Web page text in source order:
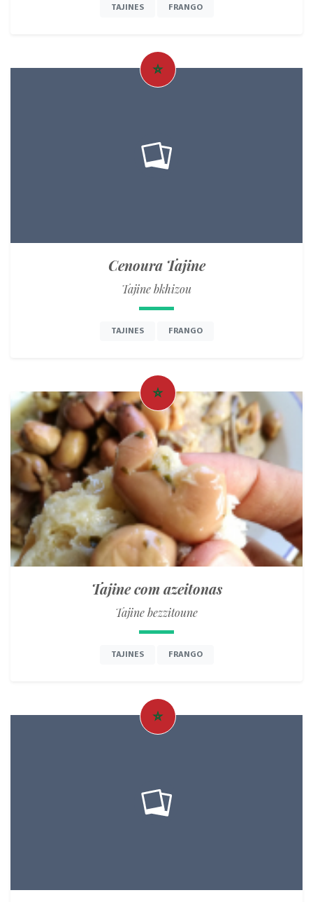
TAJINES FRANGO
Cenoura Tajine
Tajine bkhizou
TAJINES FRANGO
Tajine com azeitonas
Tajine bezzitoune
TAJINES FRANGO